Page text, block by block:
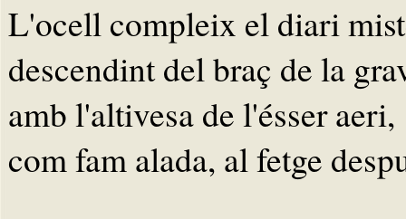
L'ocell compleix el diari
descendint del braç de la
amb l'altivesa de l'ésser aeri,
com fam alada, al fetge